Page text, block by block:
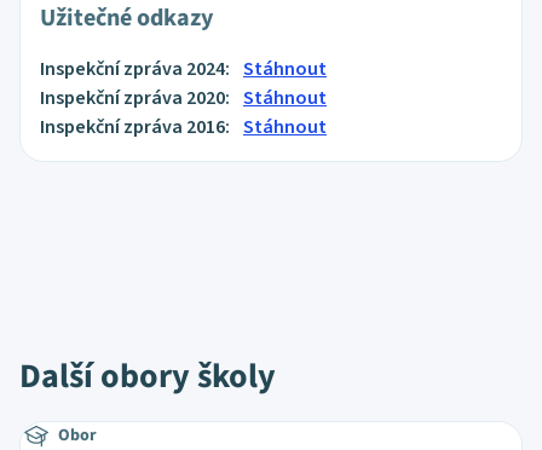
Užitečné odkazy
Inspekční zpráva 2024: Stáhnout
Inspekční zpráva 2020: Stáhnout
Inspekční zpráva 2016: Stáhnout
Další obory školy
Obor